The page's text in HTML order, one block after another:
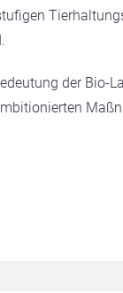
der